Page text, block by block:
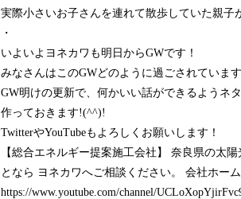
実際小さいお子さんを連れて散歩していた親子
・
いよいよヨネカワも明日からGWです！
みなさんはこのGWどのように過ごされていま
GW明けの更新で、何かいい話ができるようネ
作っておきます!(^^)!
TwitterやYouTubeもよろしくお願いします！
【総合エネルギー提案施工会社】 奈良県の太
となら ヨネカワへご相談ください。 会社ホー
https://www.youtube.com/channel/